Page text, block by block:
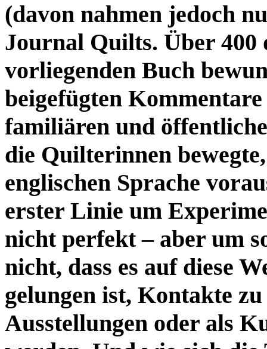
(davon nahmen jedoch
Journal Quilts. Über 400
vorliegenden Buch
beigefügten
familiären und
die Quilterinnen
englischen Sprache
erster Linie um
nicht perfekt – aber um
nicht, dass es auf diese
gelungen ist, Kontakte
Ausstellungen oder als